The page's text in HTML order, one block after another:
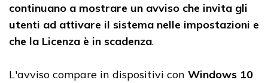
continuano a mostrare un avviso che invita gli
utenti ad attivare il sistema nelle impostazioni e
che la Licenza è in scadenza.
L'avviso compare in dispositivi con Windows 10